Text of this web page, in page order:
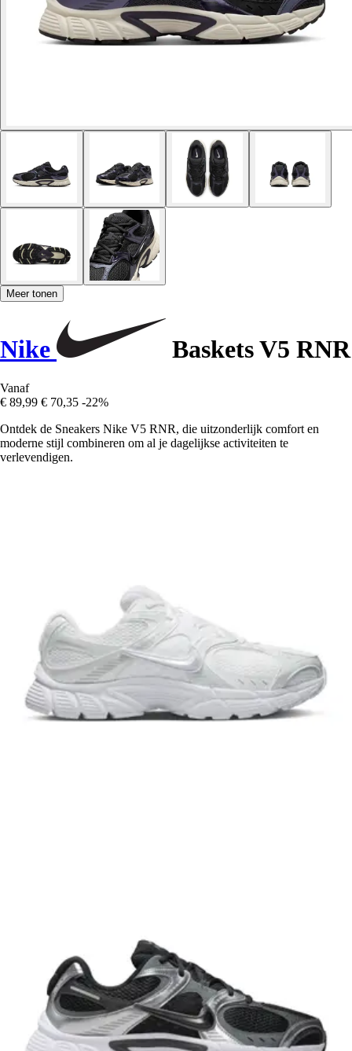
Meer tonen
Nike Baskets V5 RNR
Vanaf
€ 89,99 € 70,35 -22%
Ontdek de Sneakers Nike V5 RNR, die uitzonderlijk comfort en
moderne stijl combineren om al je dagelijkse activiteiten te
verlevendigen.